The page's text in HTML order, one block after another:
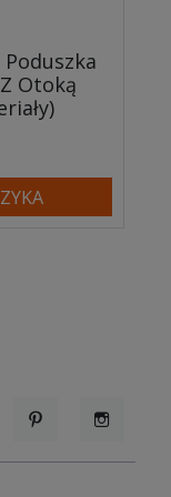
Poduszka
Otoką